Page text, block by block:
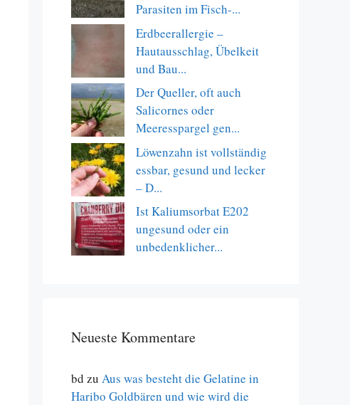
Parasiten im Fisch-...
Erdbeerallergie –
Hautausschlag, Übelkeit
und Bau...
Der Queller, oft auch
Salicornes oder
Meeresspargel gen...
Löwenzahn ist vollständig
essbar, gesund und lecker
– D...
Ist Kaliumsorbat E202
ungesund oder ein
unbedenklicher...
Neueste Kommentare
bd zu Aus was besteht die Gelatine in
Haribo Goldbären und wie wird die